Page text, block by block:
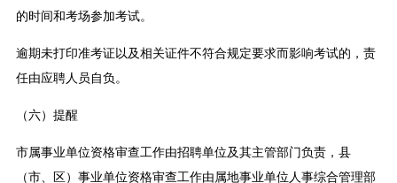
的时间和考场参加考试。
逾期未打印准考证以及相关证件不符合规定要求而影响考试的，责
任由应聘人员自负。
（六）提醒
市属事业单位资格审查工作由招聘单位及其主管部门负责，县
（市、区）事业单位资格审查工作由属地事业单位人事综合管理部